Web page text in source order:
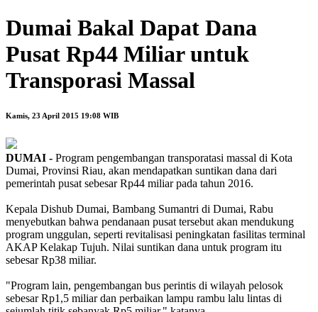
Dumai Bakal Dapat Dana
Pusat Rp44 Miliar untuk
Transporasi Massal
Kamis, 23 April 2015 19:08 WIB
DUMAI - Program pengembangan transporatasi massal di Kota
Dumai, Provinsi Riau, akan mendapatkan suntikan dana dari
pemerintah pusat sebesar Rp44 miliar pada tahun 2016.
Kepala Dishub Dumai, Bambang Sumantri di Dumai, Rabu
menyebutkan bahwa pendanaan pusat tersebut akan mendukung
program unggulan, seperti revitalisasi peningkatan fasilitas terminal
AKAP Kelakap Tujuh. Nilai suntikan dana untuk program itu
sebesar Rp38 miliar.
"Program lain, pengembangan bus perintis di wilayah pelosok
sebesar Rp1,5 miliar dan perbaikan lampu rambu lalu lintas di